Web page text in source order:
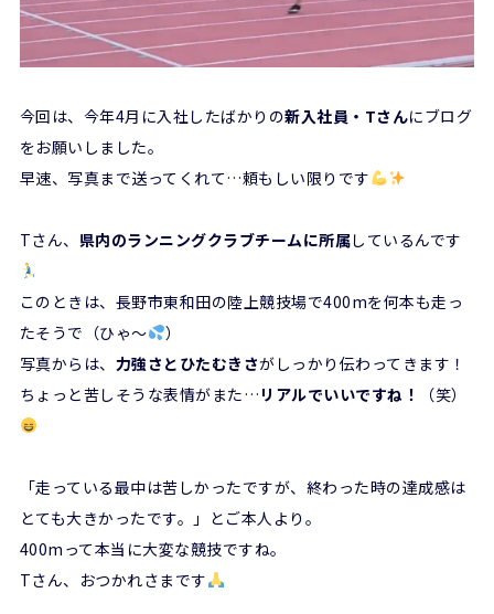
今回は、今年4月に入社したばかりの新入社員・Tさんにブログ
をお願いしました。
早速、写真まで送ってくれて…頼もしい限りです
Tさん、 県内のランニングクラブチームに所属しているんです
このときは、長野市東和田の陸上競技場で400mを何本も走っ
たそうで（ひゃ～
）
写真からは、 力強さとひたむきさがしっかり伝わってきます！
ちょっと苦しそうな表情がまた… リアルでいいですね！ （笑）
「走っている最中は苦しかったですが、終わった時の達成感は
とても大きかったです。」とご本人より。
400mって本当に大変な競技ですね。
Tさん、おつかれさまです